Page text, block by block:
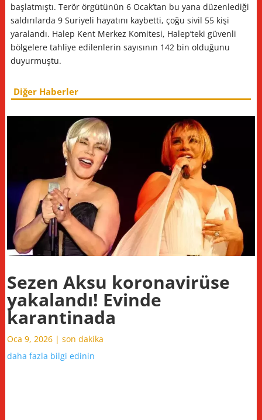
başlatmıştı. Terör örgütünün 6 Ocak’tan bu yana düzenlediği
saldırılarda 9 Suriyeli hayatını kaybetti, çoğu sivil 55 kişi
yaralandı. Halep Kent Merkez Komitesi, Halep’teki güvenli
bölgelere tahliye edilenlerin sayısının 142 bin olduğunu
duyurmuştu.
Diğer Haberler
Sezen Aksu koronavirüse
yakalandı! Evinde
karantinada
Oca 9, 2026 | son dakika
daha fazla bilgi edinin